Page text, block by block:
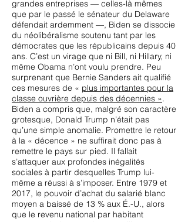
grandes entreprises — celles-là mêmes
que par le passé le sénateur du Delaware
défendait ardemment —, Biden se dissocie
du néolibéralisme soutenu tant par les
démocrates que les républicains depuis 40
ans. C’est un virage que ni Bill, ni Hillary, ni
même Obama n’ont voulu prendre. Peu
surprenant que Bernie Sanders ait qualifié
ces mesures de « plus importantes pour la
classe ouvrière depuis des décennies ».
Biden a compris que, malgré son caractère
grotesque, Donald Trump n’était pas
qu’une simple anomalie. Promettre le retour
à la « décence » ne suffirait donc pas à
remettre le pays sur pied. Il fallait
s’attaquer aux profondes inégalités
sociales à partir desquelles Trump lui-
même a réussi à s’imposer. Entre 1979 et
2017, le pouvoir d’achat du salarié blanc
moyen a baissé de 13 % aux É.-U., alors
que le revenu national par habitant